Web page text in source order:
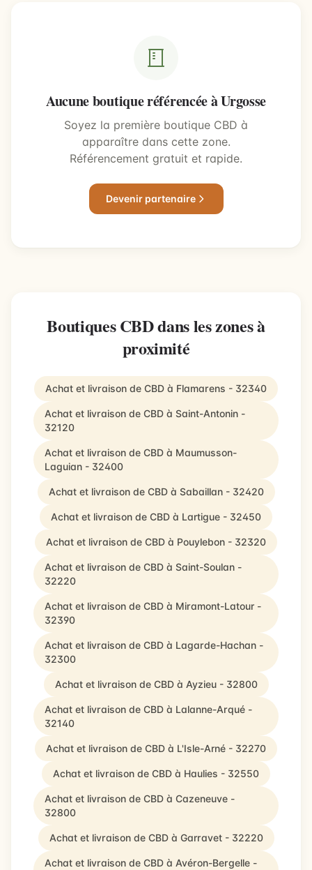
Aucune boutique référencée à Urgosse
Soyez la première boutique CBD à
apparaître dans cette zone.
Référencement gratuit et rapide.
Devenir partenaire
Boutiques CBD dans les zones à
proximité
Achat et livraison de CBD à Flamarens - 32340
Achat et livraison de CBD à Saint-Antonin -
32120
Achat et livraison de CBD à Maumusson-
Laguian - 32400
Achat et livraison de CBD à Sabaillan - 32420
Achat et livraison de CBD à Lartigue - 32450
Achat et livraison de CBD à Pouylebon - 32320
Achat et livraison de CBD à Saint-Soulan -
32220
Achat et livraison de CBD à Miramont-Latour -
32390
Achat et livraison de CBD à Lagarde-Hachan -
32300
Achat et livraison de CBD à Ayzieu - 32800
Achat et livraison de CBD à Lalanne-Arqué -
32140
Achat et livraison de CBD à L'Isle-Arné - 32270
Achat et livraison de CBD à Haulies - 32550
Achat et livraison de CBD à Cazeneuve -
32800
Achat et livraison de CBD à Garravet - 32220
Achat et livraison de CBD à Avéron-Bergelle -